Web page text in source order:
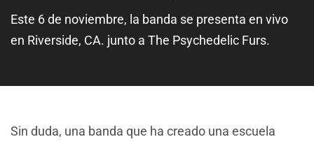
Este 6 de noviembre, la banda se presenta en vivo
en Riverside, CA. junto a The Psychedelic Furs.
Sin duda, una banda que ha creado una escuela